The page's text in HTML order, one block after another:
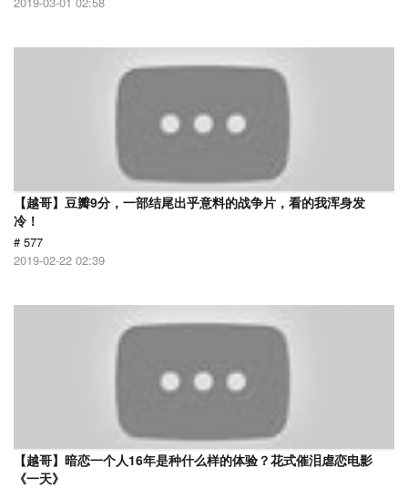
【越哥】豆瓣9分，一部结尾出乎意料的战争片，看的我浑身发
冷！
# 577
2019-02-22 02:39
【越哥】暗恋一个人16年是种什么样的体验？花式催泪虐恋电影
《一天》